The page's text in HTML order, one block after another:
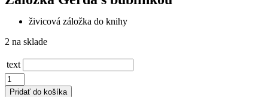
živicová záložka do knihy
2 na sklade
text
Pridať do košíka